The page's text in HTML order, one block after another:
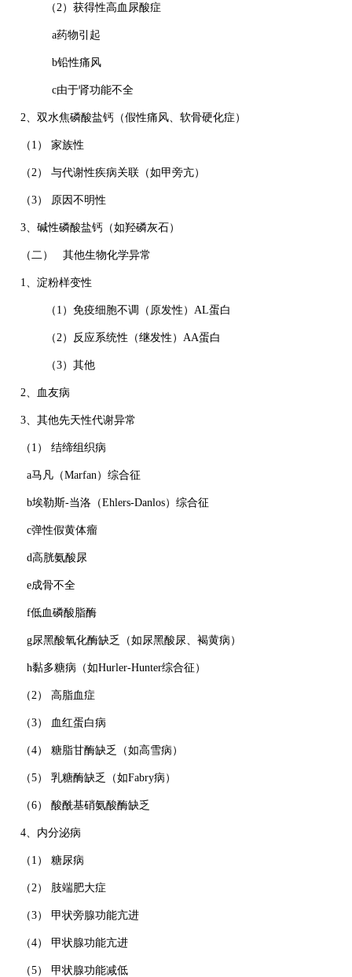
（2）获得性高血尿酸症
a药物引起
b铅性痛风
c由于肾功能不全
2、双水焦磷酸盐钙（假性痛风、软骨硬化症）
（1） 家族性
（2） 与代谢性疾病关联（如甲旁亢）
（3） 原因不明性
3、碱性磷酸盐钙（如羟磷灰石）
（二） 其他生物化学异常
1、淀粉样变性
（1）免疫细胞不调（原发性）AL蛋白
（2）反应系统性（继发性）AA蛋白
（3）其他
2、血友病
3、其他先天性代谢异常
（1） 结缔组织病
a马凡（Marfan）综合征
b埃勒斯-当洛（Ehlers-Danlos）综合征
c弹性假黄体瘤
d高胱氨酸尿
e成骨不全
f低血磷酸脂酶
g尿黑酸氧化酶缺乏（如尿黑酸尿、褐黄病）
h黏多糖病（如Hurler-Hunter综合征）
（2） 高脂血症
（3） 血红蛋白病
（4） 糖脂甘酶缺乏（如高雪病）
（5） 乳糖酶缺乏（如Fabry病）
（6） 酸酰基硝氨酸酶缺乏
4、内分泌病
（1） 糖尿病
（2） 肢端肥大症
（3） 甲状旁腺功能亢进
（4） 甲状腺功能亢进
（5） 甲状腺功能减低